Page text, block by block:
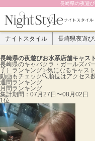
長崎県の夜遊
ナイトスタイル 長崎県夜遊
長崎県の夜遊びお水系店舗キャス
長崎県のキャバクラ・ガールズバ
子）ランキング✨️気になるキャス
動画もチェック🔍順位はアクセス
週間ランキング
月間ランキング
集計期間： 07月27日〜08月02日
1位